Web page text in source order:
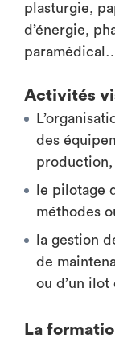
plasturgie,
d’énergie,
Activités
des
production,
le pilotage
méthodes
la gestion
de
ou d’un
La